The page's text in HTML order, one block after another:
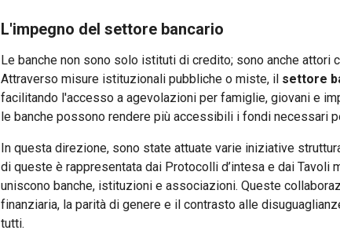
L'impegno del settore bancario
Le banche non sono solo istituti di credito; sono anche attori
Attraverso misure istituzionali pubbliche o miste, il settore
facilitando l'accesso a agevolazioni per famiglie, giovani e
le banche possono rendere più accessibili i fondi necessari
In questa direzione, sono state attuate varie iniziative
di queste è rappresentata dai Protocolli d’intesa e dai Tavoli
uniscono banche, istituzioni e associazioni. Queste
finanziaria, la parità di genere e il contrasto alle
tutti.